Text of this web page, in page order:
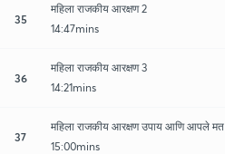
35
महिला राजकीय आरक्षण 2
14:47mins
36
महिला राजकीय आरक्षण 3
14:21mins
37
महिला राजकीय आरक्षण उपाय आणि आपले मत
15:00mins